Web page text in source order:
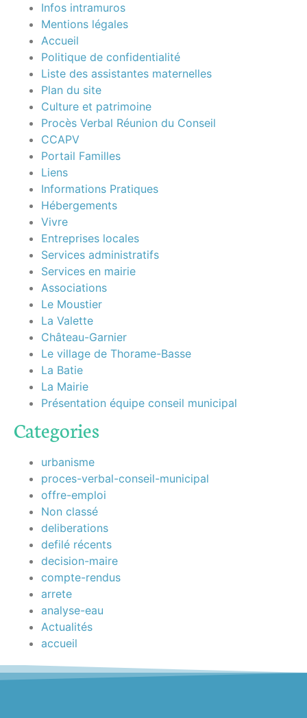
Infos intramuros
Mentions légales
Accueil
Politique de confidentialité
Liste des assistantes maternelles
Plan du site
Culture et patrimoine
Procès Verbal Réunion du Conseil
CCAPV
Portail Familles
Liens
Informations Pratiques
Hébergements
Vivre
Entreprises locales
Services administratifs
Services en mairie
Associations
Le Moustier
La Valette
Château-Garnier
Le village de Thorame-Basse
La Batie
La Mairie
Présentation équipe conseil municipal
Categories
urbanisme
proces-verbal-conseil-municipal
offre-emploi
Non classé
deliberations
defilé récents
decision-maire
compte-rendus
arrete
analyse-eau
Actualités
accueil